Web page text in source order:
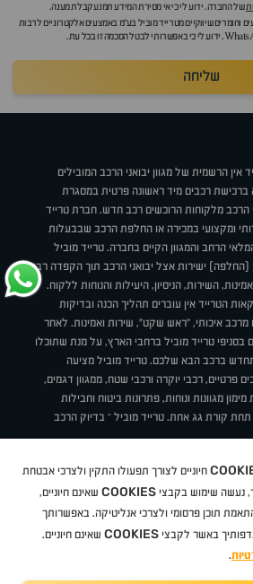
של החברה. ידוע לי כי אי מסירת המידע תמנע קבלת מענה.
וחומרים שיווקיים מטרייד מוביל בע"מ באמצעים אלקטרוניים לרבות
שליחה
אין הרשמית של מגוון יבואני הרכב המובילים
ברכישת רכבים מיד ראשונה פרטית במסגרת
הרכב מלקוחות הרוכשים רכב חדש. חברת טרייד
ומקצועי במכירה או החלפת הרכב שבבעלות
הרחב והמגוון הקיים בחברה. טרייד מוביל
(החלפה) ישירות אצל יבואני הרכב תוך הקפדה רבה
השירות, הניסיון, היעילות והנוחות ללקוח.
הטרייד אין עוברים תהליך הכנה ובדיקות
מרכב איכותי, "ראש שקט", שירות ואמינות. לאחר
בסניפי טרייד מוביל ברחבי הארץ, על מנת שתוכלו
ברכב הבא שלכם. טרייד מוביל מציעה
פרטיים, רכבי יוקרה ורכבי שטח, ממגוון דגמים,
מגוונות ונוחות, פתרונות ביטוח וחבילות
קורת גג אחת. טרייד מוביל – בדיוק הרכב
מגזין טרייד מובילאיך זה עובד? דרושים
העדפות עוגיות
בי ווי דיצ'רי טסלהניסאןטויוטהדאצ'יהפולקסווגןטסלה
שברולט
חיוניים לצורך תפעולו התקין ולצרכי אבטחת
נעשה שימוש בקבצי COOKIES שאינם חיוניים,
תוכן פרסומי ולצרכי אנליטיקה. באפשרותך
באשר לקבצי COOKIES שאינם חיוניים.
.